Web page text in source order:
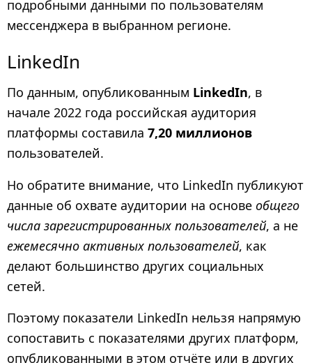
подробными данными по пользователям
мессенджера в выбранном регионе.
LinkedIn
По данным, опубликованным LinkedIn, в
начале 2022 года российская аудитория
платформы составила 7,20 миллионов
пользователей.
Но обратите внимание, что LinkedIn публикуют
данные об охвате аудитории на основе общего
числа зарегистрированных пользователей, а не
ежемесячно активных пользователей, как
делают большинство других социальных
сетей.
Поэтому показатели LinkedIn нельзя напрямую
сопоставить с показателями других платформ,
опубликованными в этом отчёте или в других